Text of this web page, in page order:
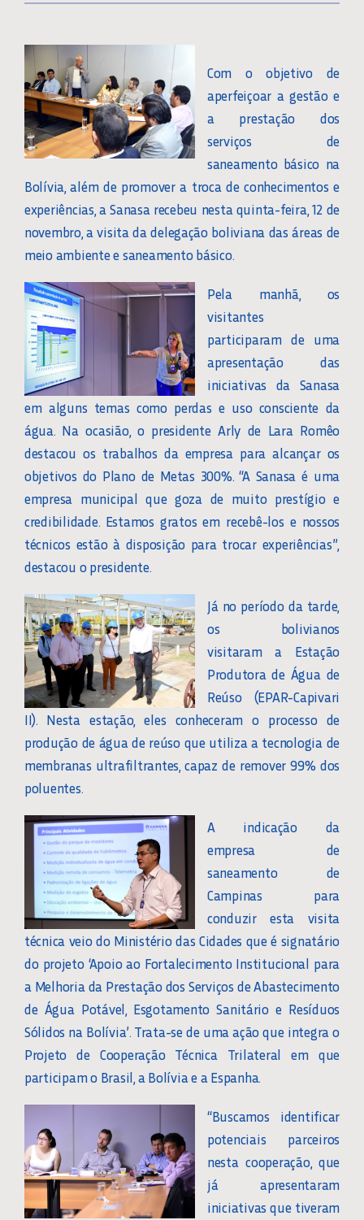
Com o objetivo de
aperfeiçoar a gestão e
a prestação dos
serviços de
saneamento básico na
Bolívia, além de promover a troca de conhecimentos e
experiências, a Sanasa recebeu nesta quinta-feira, 12 de
novembro, a visita da delegação boliviana das áreas de
meio ambiente e saneamento básico.
Pela manhã, os
visitantes
participaram de uma
apresentação das
iniciativas da Sanasa
em alguns temas como perdas e uso consciente da
água. Na ocasião, o presidente Arly de Lara Romêo
destacou os trabalhos da empresa para alcançar os
objetivos do Plano de Metas 300%. “A Sanasa é uma
empresa municipal que goza de muito prestígio e
credibilidade. Estamos gratos em recebê-los e nossos
técnicos estão à disposição para trocar experiências”,
destacou o presidente.
Já no período da tarde,
os bolivianos
visitaram a Estação
Produtora de Água de
Reúso (EPAR-Capivari
II). Nesta estação, eles conheceram o processo de
produção de água de reúso que utiliza a tecnologia de
membranas ultrafiltrantes, capaz de remover 99% dos
poluentes.
A indicação da
empresa de
saneamento de
Campinas para
conduzir esta visita
técnica veio do Ministério das Cidades que é signatário
do projeto ‘Apoio ao Fortalecimento Institucional para
a Melhoria da Prestação dos Serviços de Abastecimento
de Água Potável, Esgotamento Sanitário e Resíduos
Sólidos na Bolívia’. Trata-se de uma ação que integra o
Projeto de Cooperação Técnica Trilateral em que
participam o Brasil, a Bolívia e a Espanha.
“Buscamos identificar
potenciais parceiros
nesta cooperação, que
já apresentaram
iniciativas que tiveram